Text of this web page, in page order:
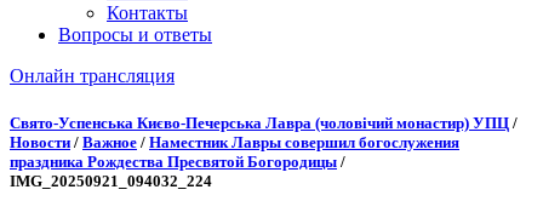
Контакты
Вопросы и ответы
Онлайн трансляция
Онлайн трансляция |12 сентября
Название трансляции
Свято-Успенська Києво-Печерська Лавра (чоловічий монастир) УПЦ /
Новости / Важное / Наместник Лавры совершил богослужения
праздника Рождества Пресвятой Богородицы /
IMG_20250921_094032_224